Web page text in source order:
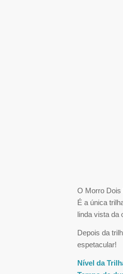
O Morro Dois
É a única
linda vista da
Depois da
espetacular!
Nível da